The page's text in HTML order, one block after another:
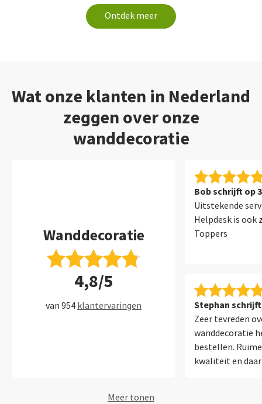
Ontdek meer
Wat onze klanten in Nederland
zeggen over onze
wanddecoratie
Wanddecoratie
4,8/5
van 954 klantervaringen
Bob schrijft op
Uitstekende
Helpdesk is ook
Toppers
Stephan schrijft
Zeer tevreden
wanddecoratie
bestellen.
kwaliteit en
Meer tonen